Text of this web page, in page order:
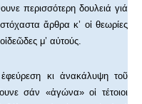
περισσότερη δουλειά γιά
ἄρθρα κ’ οἱ θεωρίες
μ’ αὐτούς.
κι ἀνακάλυψη τοῦ
σάν «ἀγώνα» οἱ τέτοιοι